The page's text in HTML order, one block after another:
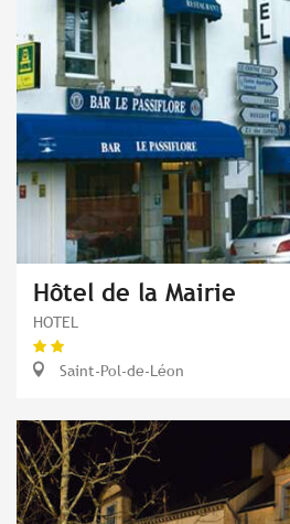
Hôtel de la Mairie
HOTEL
Saint-Pol-de-Léon